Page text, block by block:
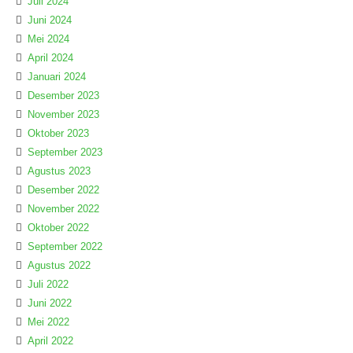
Juni 2024
Mei 2024
April 2024
Januari 2024
Desember 2023
November 2023
Oktober 2023
September 2023
Agustus 2023
Desember 2022
November 2022
Oktober 2022
September 2022
Agustus 2022
Juli 2022
Juni 2022
Mei 2022
April 2022